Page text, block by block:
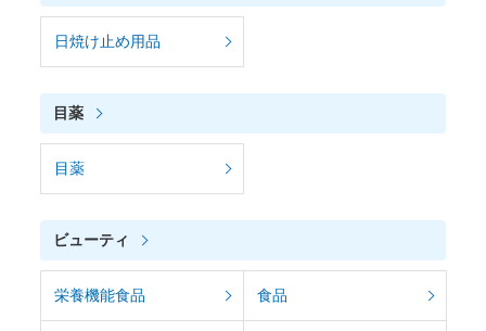
日焼け止め用品
目薬
目薬
ビューティ
栄養機能食品 食品